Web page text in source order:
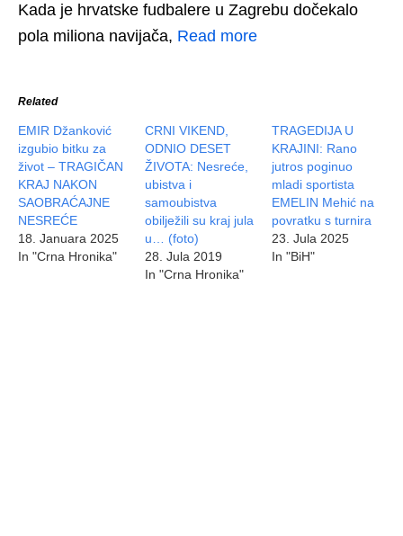
Kada je hrvatske fudbalere u Zagrebu dočekalo
pola miliona navijača, Read more
Related
EMIR Džanković
izgubio bitku za
život – TRAGIČAN
KRAJ NAKON
SAOBRAĆAJNE
NESREĆE
18. Januara 2025
In "Crna Hronika"
CRNI VIKEND,
ODNIO DESET
ŽIVOTA: Nesreće,
ubistva i
samoubistva
obilježili su kraj jula
u… (foto)
28. Jula 2019
In "Crna Hronika"
TRAGEDIJA U
KRAJINI: Rano
jutros poginuo
mladi sportista
EMELIN Mehić na
povratku s turnira
23. Jula 2025
In "BiH"